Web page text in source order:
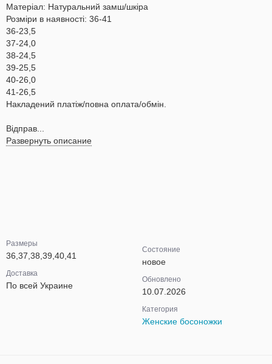
Матеріал: Натуральний замш/шкіра
Розміри в наявності: 36-41
36-23,5
37-24,0
38-24,5
39-25,5
40-26,0
41-26,5
Накладений платіж/повна оплата/обмін.
Відправ...
Развернуть описание
Размеры
36,37,38,39,40,41
Доставка
По всей Украине
Состояние
новое
Обновлено
10.07.2026
Категория
Женские босоножки